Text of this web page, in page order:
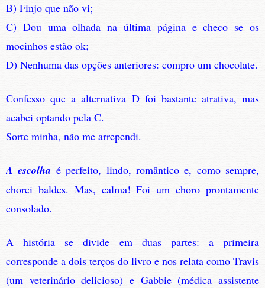
B) Finjo que não vi;
C) Dou uma olhada na última página e checo se os
mocinhos estão ok;
D) Nenhuma das opções anteriores: compro um chocolate.
Confesso que a alternativa D foi bastante atrativa, mas
acabei optando pela C.
Sorte minha, não me arrependi.
A escolha é perfeito, lindo, romântico e, como sempre,
chorei baldes. Mas, calma! Foi um choro prontamente
consolado.
A história se divide em duas partes: a primeira
corresponde a dois terços do livro e nos relata como Travis
(um veterinário delicioso) e Gabbie (médica assistente